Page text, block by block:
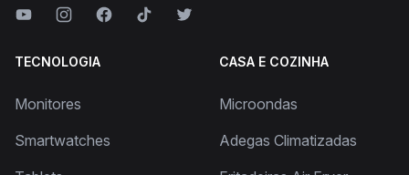
TECNOLOGIA
Monitores
Smartwatches
CASA E COZINHA
Microondas
Adegas Climatizadas